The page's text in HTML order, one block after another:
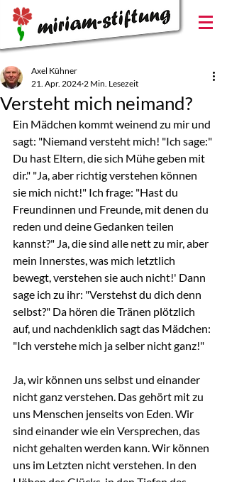
Versteht mich neimand?
Axel Kühner
21. Apr. 2024 2 Min. Lesezeit
Ein Mädchen kommt weinend zu mir und
sagt: "Niemand versteht mich! "Ich sage:"
Du hast Eltern, die sich Mühe geben mit
dir." "Ja, aber richtig verstehen können
sie mich nicht!" Ich frage: "Hast du
Freundinnen und Freunde, mit denen du
reden und deine Gedanken teilen
kannst?" Ja, die sind alle nett zu mir, aber
mein Innerstes, was mich letztlich
bewegt, verstehen sie auch nicht!' Dann
sage ich zu ihr: "Verstehst du dich denn
selbst?" Da hören die Tränen plötzlich
auf, und nachdenklich sagt das Mädchen:
"Ich verstehe mich ja selber nicht ganz!"
Ja, wir können uns selbst und einander
nicht ganz verstehen. Das gehört mit zu
uns Menschen jenseits von Eden. Wir
sind einander wie ein Versprechen, das
nicht gehalten werden kann. Wir können
uns im Letzten nicht verstehen. In den